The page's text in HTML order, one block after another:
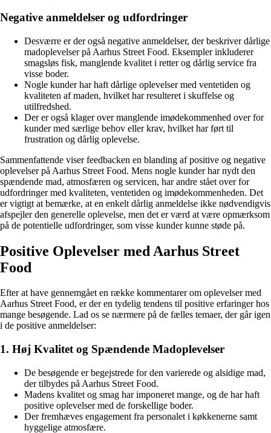
Negative anmeldelser og udfordringer
Desværre er der også negative anmeldelser, der beskriver dårlige
madoplevelser på Aarhus Street Food. Eksempler inkluderer
smagsløs fisk, manglende kvalitet i retter og dårlig service fra
visse boder.
Nogle kunder har haft dårlige oplevelser med ventetiden og
kvaliteten af maden, hvilket har resulteret i skuffelse og
utilfredshed.
Der er også klager over manglende imødekommenhed over for
kunder med særlige behov eller krav, hvilket har ført til
frustration og dårlig oplevelse.
Sammenfattende viser feedbacken en blanding af positive og negative
oplevelser på Aarhus Street Food. Mens nogle kunder har nydt den
spændende mad, atmosfæren og servicen, har andre stået over for
udfordringer med kvaliteten, ventetiden og imødekommenheden. Det
er vigtigt at bemærke, at en enkelt dårlig anmeldelse ikke nødvendigvis
afspejler den generelle oplevelse, men det er værd at være opmærksom
på de potentielle udfordringer, som visse kunder kunne støde på.
Positive Oplevelser med Aarhus Street
Food
Efter at have gennemgået en række kommentarer om oplevelser med
Aarhus Street Food, er der en tydelig tendens til positive erfaringer hos
mange besøgende. Lad os se nærmere på de fælles temaer, der går igen
i de positive anmeldelser:
1. Høj Kvalitet og Spændende Madoplevelser
De besøgende er begejstrede for den varierede og alsidige mad,
der tilbydes på Aarhus Street Food.
Madens kvalitet og smag har imponeret mange, og de har haft
positive oplevelser med de forskellige boder.
Der fremhæves engagement fra personalet i køkkenerne samt
hyggelige atmosfære.